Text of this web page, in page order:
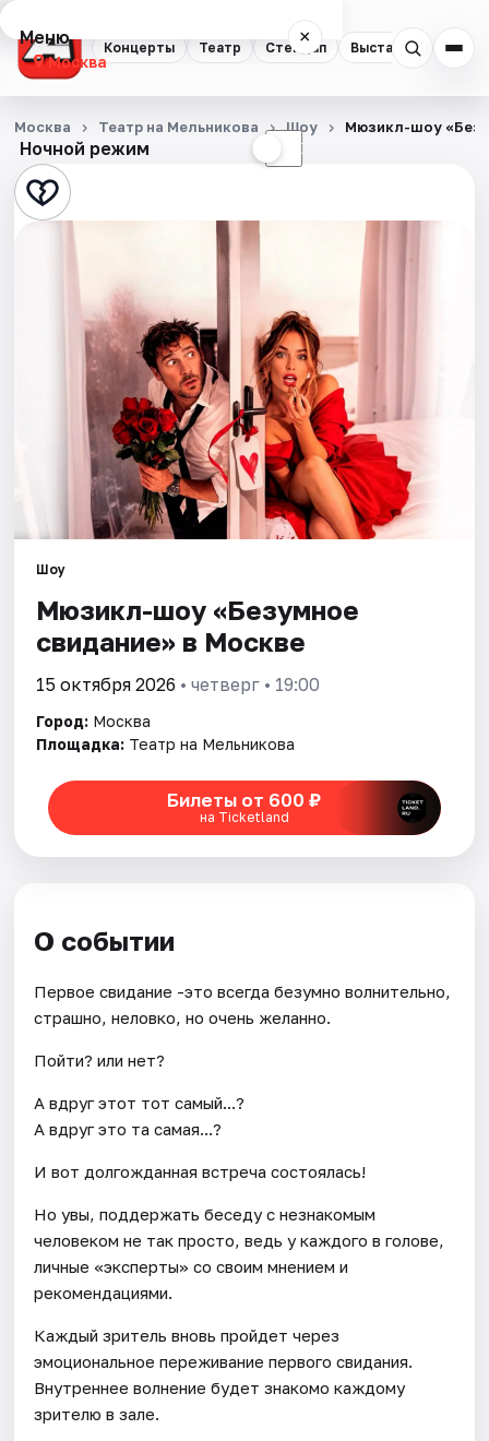
Концерты Театр Стендап Выставки
Меню ×
Москва
Концерты
Театр
Стендап
Квесты
Экскурсии
События
Города
Артисты
Рейтинги
Ночной режим ☾
Москва Театр на Мельникова Шоу Мюзикл-шоу
Шоу
Мюзикл-шоу «Безумное
свидание» в Москве
15 октября 2026 • четверг • 19:00
Город: Москва
Площадка: Театр на Мельникова
Билеты от 600 ₽
на Ticketland
О событии
Первое свидание -это всегда безумно волнительно,
страшно, неловко, но очень желанно.
Пойти? или нет?
А вдруг этот тот самый...?
А вдруг это та самая...?
И вот долгожданная встреча состоялась!
Но увы, поддержать беседу с незнакомым
человеком не так просто, ведь у каждого в голове,
личные «эксперты» со своим мнением и
рекомендациями.
Каждый зритель вновь пройдет через
эмоциональное переживание первого свидания.
Внутреннее волнение будет знакомо каждому
зрителю в зале.